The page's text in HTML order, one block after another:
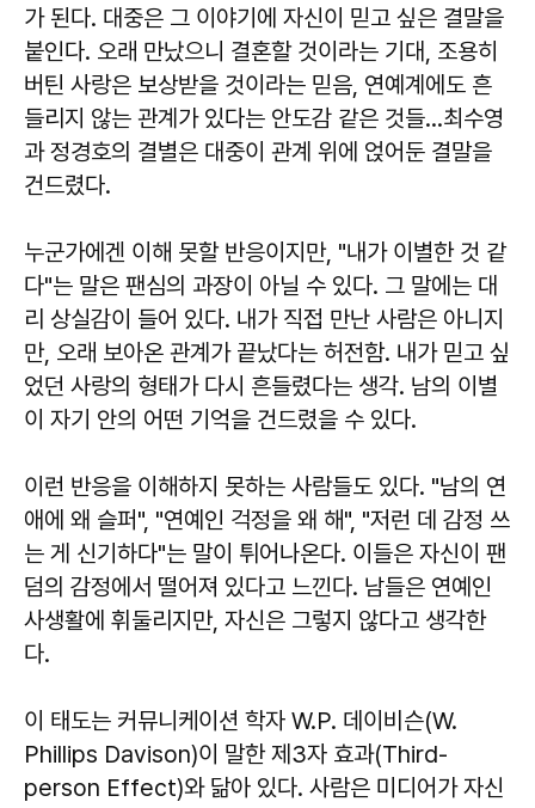
가 된다. 대중은 그 이야기에 자신이 믿고 싶은 결말을
붙인다. 오래 만났으니 결혼할 것이라는 기대, 조용히
버틴 사랑은 보상받을 것이라는 믿음, 연예계에도 흔
들리지 않는 관계가 있다는 안도감 같은 것들…최수영
과 정경호의 결별은 대중이 관계 위에 얹어둔 결말을
건드렸다.
누군가에겐 이해 못할 반응이지만, "내가 이별한 것 같
다"는 말은 팬심의 과장이 아닐 수 있다. 그 말에는 대
리 상실감이 들어 있다. 내가 직접 만난 사람은 아니지
만, 오래 보아온 관계가 끝났다는 허전함. 내가 믿고 싶
었던 사랑의 형태가 다시 흔들렸다는 생각. 남의 이별
이 자기 안의 어떤 기억을 건드렸을 수 있다.
이런 반응을 이해하지 못하는 사람들도 있다. "남의 연
애에 왜 슬퍼", "연예인 걱정을 왜 해", "저런 데 감정 쓰
는 게 신기하다"는 말이 튀어나온다. 이들은 자신이 팬
덤의 감정에서 떨어져 있다고 느낀다. 남들은 연예인
사생활에 휘둘리지만, 자신은 그렇지 않다고 생각한
다.
이 태도는 커뮤니케이션 학자 W.P. 데이비슨(W.
Phillips Davison)이 말한 제3자 효과(Third-
person Effect)와 닮아 있다. 사람은 미디어가 자신